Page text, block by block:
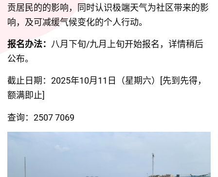
贡居民的的影响，同时认识极端天气为社区带来的影
响，及可减缓气候变化的个人行动。
报名办法： 八月下旬/九月上旬开始报名，详情稍后
公布。
截止日期：2025年10月11日（星期六）[先到先得，
额满即止]
查询：2507 7069